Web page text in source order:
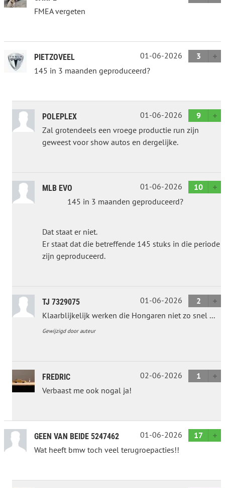
FMEA vergeten
PIETZOVEEL 01-06-2026
3
145 in 3 maanden geproduceerd?
POLEPLEX 01-06-2026
9
Zal grotendeels een vroege productie run zijn
geweest voor show autos en dergelijke.
MLB EVO 01-06-2026
10
145 in 3 maanden geproduceerd?
Dat staat er niet.
Er staat dat die betreffende 145 stuks in die periode
zijn geproduceerd.
TJ 7329075 01-06-2026
2
Klaarblijkelijk werken die Hongaren niet zo snel ...
Gewijzigd door auteur
FREDRIC 02-06-2026
1
Verbaast me ook nogal ja!
GEEN VAN BEIDE 5247462 01-06-2026
17
Wat heeft bmw toch veel terugroepacties!!